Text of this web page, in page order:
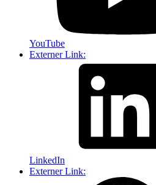
YouTube
Externer Link:
LinkedIn
Externer Link: